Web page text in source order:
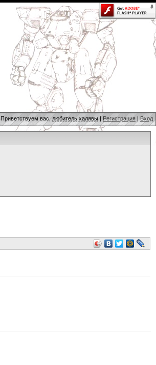
Приветствуем вас, любитель халявы | Регистрация |Вход